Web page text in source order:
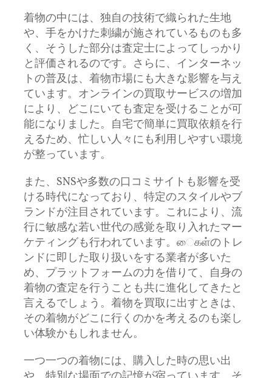
着物の中には、独自の技術で織られた生地
や、手をかけた刺繍が施されているものも多
く、そうした部分は査定士によってしっかり
と評価されるのです。さらに、インターネッ
トの普及は、着物市場にも大きな影響を与え
ています。オンラインの買取サービスの増加
により、どこにいても査定を受けることが可
能になりました。自宅で簡単に買取依頼を行
えるため、忙しい人々にも利用しやすい環境
が整っています。
また、SNSや多数の口コミサイトも影響を受
ける時代になっており、特定のスタイルやブ
ランドが注目されています。これにより、流
行に敏感な若い世代の感覚を取り入れたマー
ケティングも行われています。ைகள்のトレ
ンドに即した取り扱いをする業者が多いた
め、プラットフォームの力を借りて、自身の
着物の査定を行うことも共に進化してきたと
言えるでしょう。着物を買取に出すときは、
その着物がどこに行くのかを考えるのも楽し
い体験かもしれません。
一つ一つの着物には、購入した時の思い出